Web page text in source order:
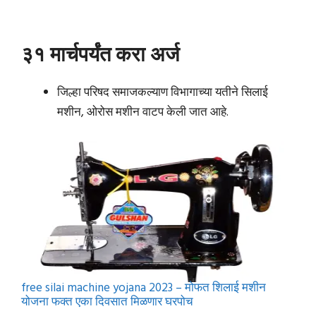
३१ मार्चपर्यंत करा अर्ज
जिल्हा परिषद समाजकल्याण विभागाच्या यतीने सिलाई
मशीन, ओरोस मशीन वाटप केली जात आहे.
free silai machine yojana 2023 – मोफत शिलाई मशीन
योजना फक्त एका दिवसात मिळणार घरपोच